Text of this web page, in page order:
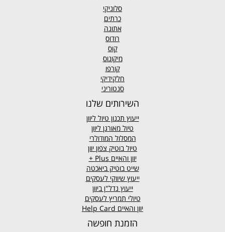
סלוניקי
כרתים
אתונה
רודוס
קוס
מיקונוס
קורפו
חלקידיקי
סנטוריני
השירותים שלנו
ייעוץ תכנון טיול ליוון
טיול מאורגן ליוון
המסלול המודולרי
טיול בוטיק צפון יוון
יוון והאיים Plus +
שייט בוטיק ביאכטה
ייעוץ שיווקי לעסקים
ייעוץ נדל"ן ביוון
טיולי תמריץ לעסקים
יוון והאיים Help Card
הזמנת חופשה